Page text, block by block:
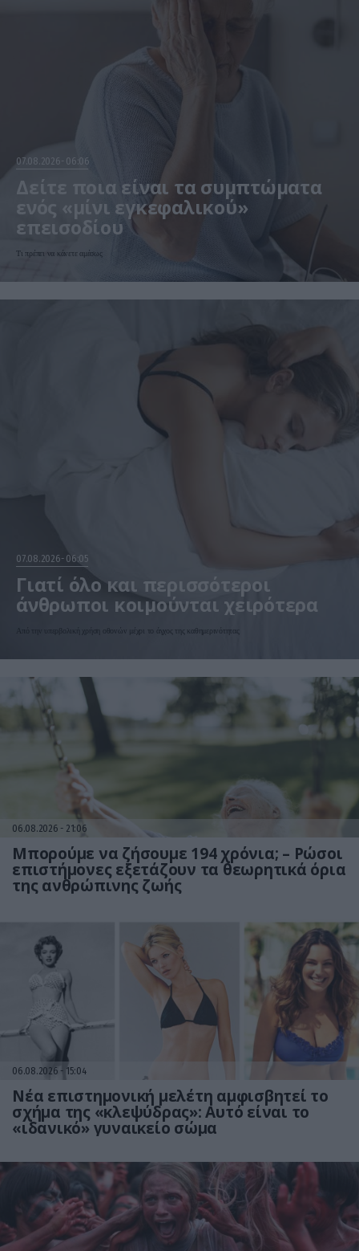
07.08.2026 06:06
Δείτε ποια είναι τα συμπτώματα
ενός «μίνι εγκεφαλικού»
επεισοδίου
Τι πρέπει να κάνετε αμέσως
07.08.2026 06:05
Γιατί όλο και περισσότεροι
άνθρωποι κοιμούνται χειρότερα
Από την υπερβολική χρήση οθονών μέχρι το άγχος της καθημερινότητας
06.08.2026 21:06
Μπορούμε να ζήσουμε 194 χρόνια; – Ρώσοι
επιστήμονες εξετάζουν τα θεωρητικά όρια
της ανθρώπινης ζωής
06.08.2026 15:04
Νέα επιστημονική μελέτη αμφισβητεί το
σχήμα της «κλεψύδρας»: Αυτό είναι το
«ιδανικό» γυναικείο σώμα